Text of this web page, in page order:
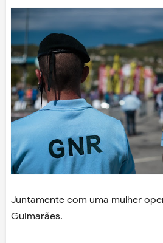
Juntamente com uma mulher
Guimarães.